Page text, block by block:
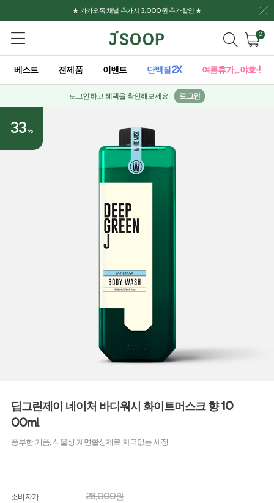
★ 카카오톡 채널 추가시 3,000원 추가할인 ★
0
베스트 전제품 이벤트 단백질2X 여름휴가_야호-!
로그인하고 혜택을 확인해보세요 로그인
33%
딥그린제이 네이처 바디워시 화이트머스크 향 10
00ml
풍부한 거품, 식물성 계면활성제로 자극없는 세정
소비자가 28,000원